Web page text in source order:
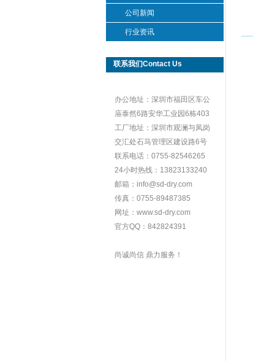
公司新闻
行业资讯
联系我们Contact Us
办公地址：深圳市福田区车公
庙泰然6路安华工业园6栋403
工厂地址：深圳市观澜与凤岗
交汇处石马管理区建设路6号
联系电话：0755-82546265
24小时热线：13823133240
邮箱：info@sd-dry.com
传真：0755-89487385
网址：www.sd-dry.com
官方QQ：842824391
尚诚尚信 鼎力服务！